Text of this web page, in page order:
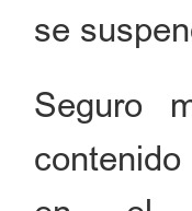
se
Seguro